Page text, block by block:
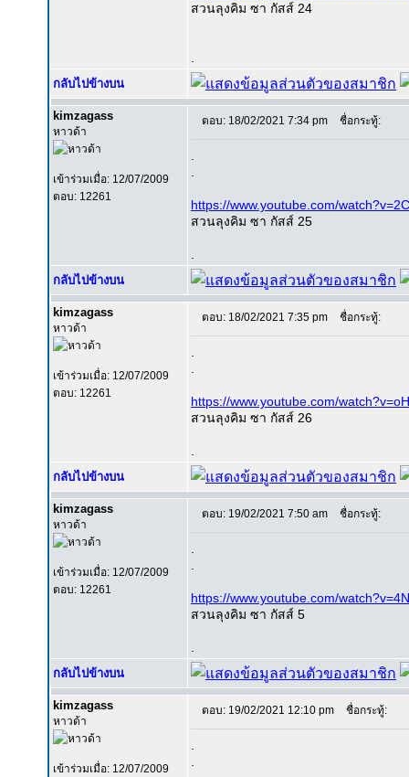
สวนลุงคิม ซา กัสส์ 24
กลับไปข้างบน
kimzagass
หาวด้า
เข้าร่วมเมื่อ: 12/07/2009
ตอบ: 12261
ตอบ: 18/02/2021 7:34 pm ชื่อกระทู้:
https://www.youtube.com/
สวนลุงคิม ซา กัสส์ 25
กลับไปข้างบน
kimzagass
หาวด้า
เข้าร่วมเมื่อ: 12/07/2009
ตอบ: 12261
ตอบ: 18/02/2021 7:35 pm ชื่อกระทู้:
https://www.youtube.com/
สวนลุงคิม ซา กัสส์ 26
กลับไปข้างบน
kimzagass
หาวด้า
เข้าร่วมเมื่อ: 12/07/2009
ตอบ: 12261
ตอบ: 19/02/2021 7:50 am ชื่อกระทู้:
https://www.youtube.com/
สวนลุงคิม ซา กัสส์ 5
กลับไปข้างบน
kimzagass
หาวด้า
เข้าร่วมเมื่อ: 12/07/2009
ตอบ: 19/02/2021 12:10 pm ชื่อกระทู้: